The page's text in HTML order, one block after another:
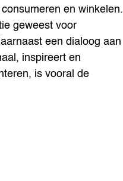
en winkelen.
geweest voor
een dialoog aan
inspireert en
is vooral de